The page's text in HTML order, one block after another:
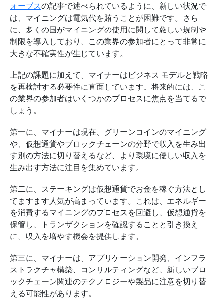
ォーブスの記事で述べられているように、新しい状況で
は、マイニングは電気代を賄うことが困難です。さら
に、多くの国がマイニングの使用に関して厳しい規制や
制限を導入しており、この業界の参加者にとって非常に
大きな不確実性が生じています。
上記の課題に加えて、マイナーはビジネス モデルと戦略
を再検討する必要性に直面しています。将来的には、こ
の業界の参加者はいくつかのプロセスに焦点を当てるで
しょう。
第一に、マイナーは現在、グリーンコインのマイニング
や、仮想通貨やブロックチェーンの分野で収入を生み出
す別の方法に切り替えるなど、より環境に優しい収入を
生み出す方法に注目を集めています。
第二に、ステーキングは仮想通貨でお金を稼ぐ方法とし
てますます人気が高まっています。これは、エネルギー
を消費するマイニングのプロセスを回避し、仮想通貨を
保管し、トランザクションを確認することと引き換え
に、収入を増やす機会を提供します。
第三に、マイナーは、アプリケーション開発、インフラ
ストラクチャ構築、コンサルティングなど、新しいブロ
ックチェーン関連のテクノロジーや製品に注意を切り替
える可能性があります。